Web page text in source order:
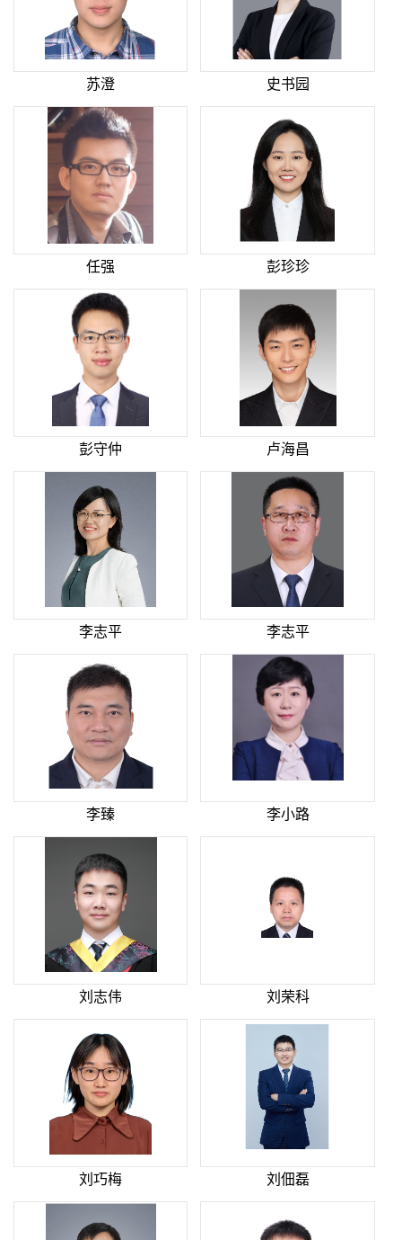
苏澄 史书园
任强 彭珍珍
彭守仲 卢海昌
李志平 李志平
李臻 李小路
刘志伟 刘荣科
刘巧梅 刘佃磊